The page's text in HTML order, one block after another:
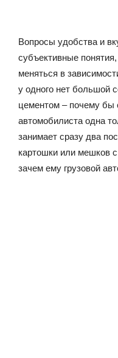
Вопросы удобства и
субъективные
меняться в
у одного нет большой
цементом – почему бы
автомобилиста одна
занимает сразу два
картошки или мешков
зачем ему грузовой